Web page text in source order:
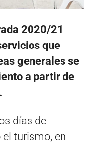
2020/21
que
generales se
a partir de
días de
turismo, en